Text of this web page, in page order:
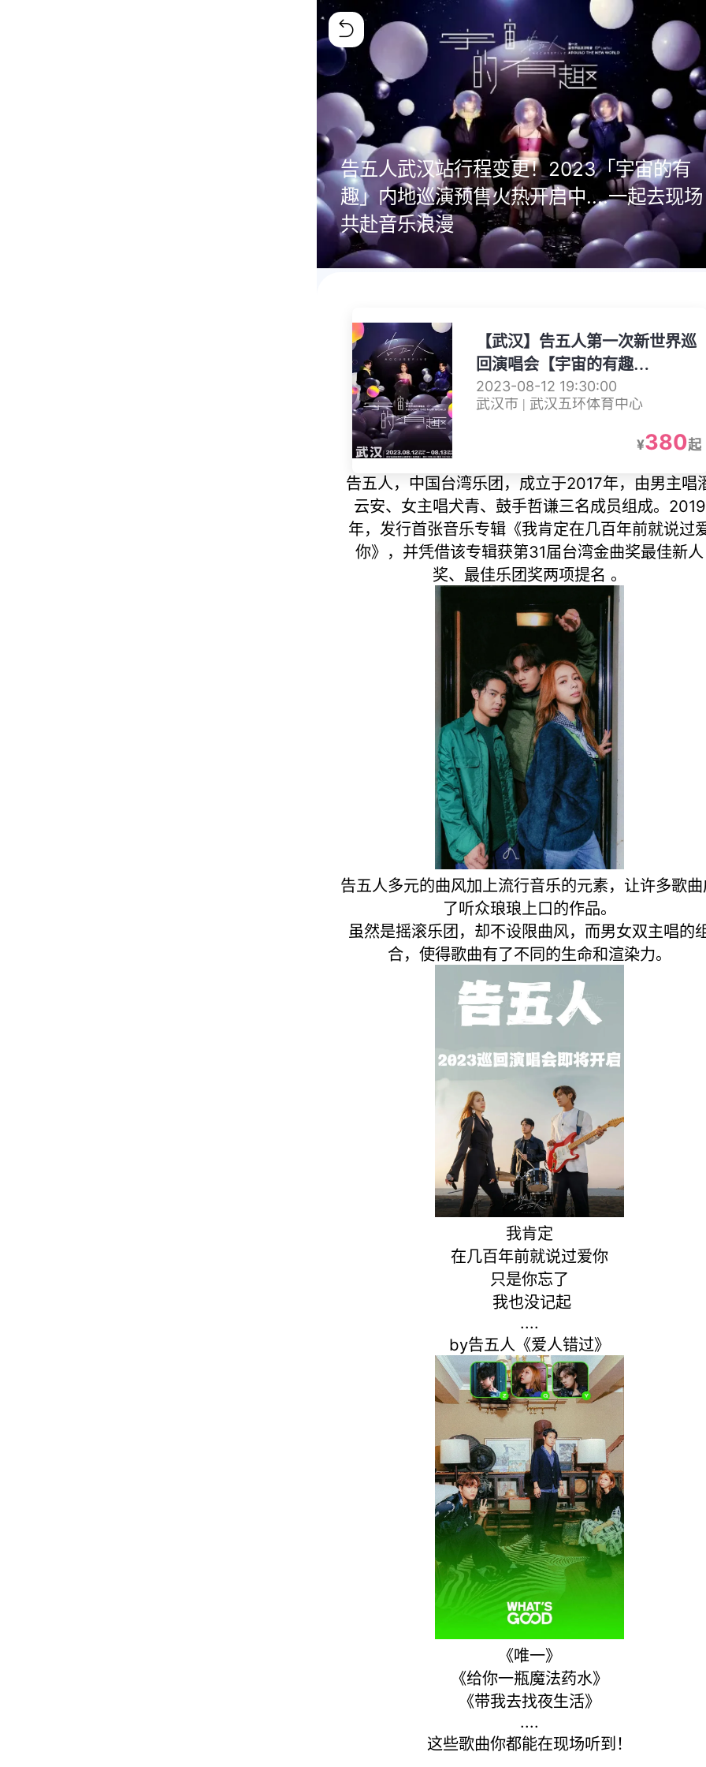
告五人武汉站行程变更！2023「宇宙的有
趣」内地巡演预售火热开启中....一起去现场
共赴音乐浪漫
【武汉】告五人第一次新世界巡
回演唱会【宇宙的有趣
AROUND THE NEW
WORLD】-武汉站
2023-08-12 19:30:00
武汉市 | 武汉五环体育中心
¥380起
告五人，中国台湾乐团，成立于2017年，由男主唱
云安、女主唱犬青、鼓手哲谦三名成员组成。2019
年，发行首张音乐专辑《我肯定在几百年前就说过
你》，并凭借该专辑获第31届台湾金曲奖最佳新人
奖、最佳乐团奖两项提名 。
告五人多元的曲风加上流行音乐的元素，让许多歌
了听众琅琅上口的作品。
虽然是摇滚乐团，却不设限曲风，而男女双主唱的
合，使得歌曲有了不同的生命和渲染力。
我肯定
在几百年前就说过爱你
只是你忘了
我也没记起
....
by告五人《爱人错过》
《唯一》
《给你一瓶魔法药水》
《带我去找夜生活》
....
这些歌曲你都能在现场听到！